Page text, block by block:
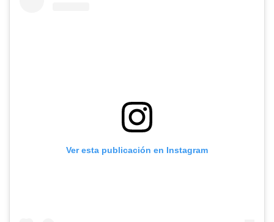
Ver esta publicación en Instagram